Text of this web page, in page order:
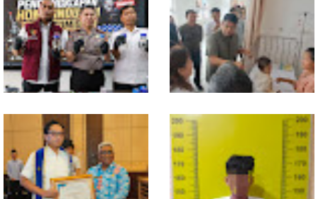
Komisi D DPRDSU Ikut Gubsu
Bobby Nasution Berkantor di
Nias
Walikota Medan Nonaktifkan
Lurah Aur, Rico Waas : Tak Ada
Toleransi bagi Penyalahgunaan
Wewenang
Bahan dari Kamboja, Polda
Sumut Bongkar Home Industri
Vape Mengandung Etomidate
Gubsu Bobby Pastikan Pasien
Rujukan dari Nias Tak
Terkendala Biaya Perjalanan
dan Rumah Singgah di Medan